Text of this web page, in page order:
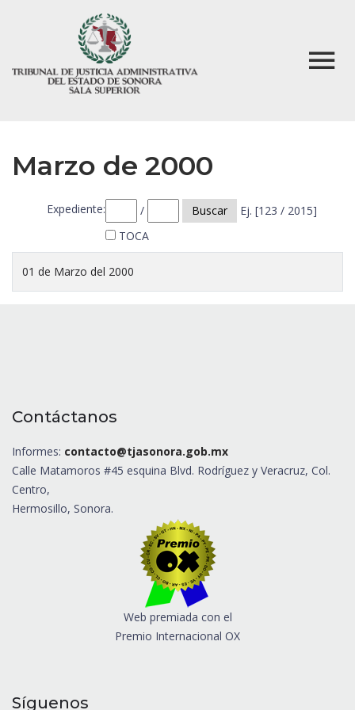
Marzo de 2000
Expediente: / Buscar
Ej. [123 / 2015]
TOCA
01 de Marzo del 2000
Contáctanos
Informes: contacto@tjasonora.gob.mx
Calle Matamoros #45 esquina Blvd. Rodríguez y Veracruz, Col.
Centro,
Hermosillo, Sonora.
Web premiada con el
Premio Internacional OX
Síguenos